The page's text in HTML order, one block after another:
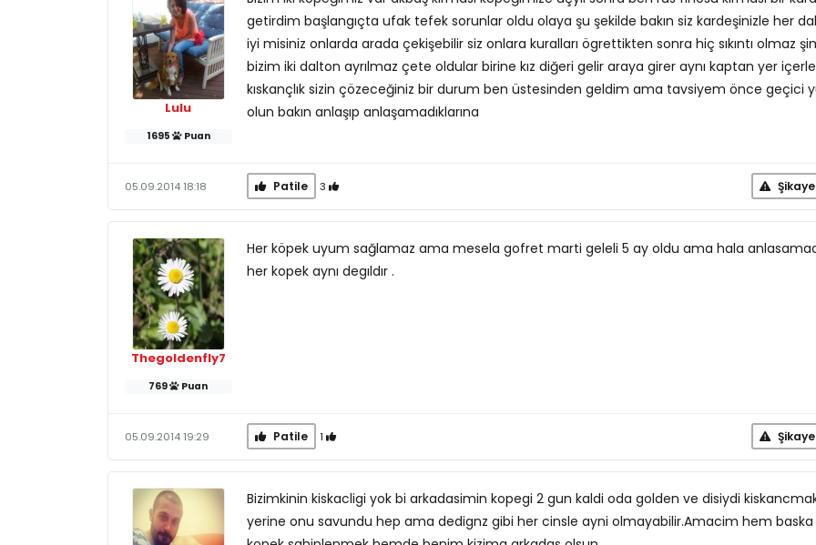
Lulu
1695 Puan
getirdim başlangıçta ufak tefek sorunlar oldu olaya şu şekilde bakın siz kardeşinizle her
iyi misiniz onlarda arada çekişebilir siz onlara kuralları ögrettikten sonra hiç sıkıntı olmaz
bizim iki dalton ayrılmaz çete oldular birine kız diğeri gelir araya girer aynı kaptan yer
kıskançlık sizin çözeceğiniz bir durum ben üstesinden geldim ama tavsiyem önce geçici
olun bakın anlaşıp anlaşamadıklarına
05.09.2014 18:18 Patile 3
Thegoldenfly7
769 Puan
Her köpek uyum sağlamaz ama mesela gofret marti geleli 5 ay oldu ama hala
her kopek aynı degıldır .
05.09.2014 19:29 Patile 1
Bizimkinin kiskacligi yok bi arkadasimin kopegi 2 gun kaldi oda golden ve disiydi
yerine onu savundu hep ama dedignz gibi her cinsle ayni olmayabilir.Amacim hem baska